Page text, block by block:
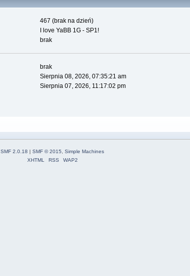
467 (brak na dzień)
I love YaBB 1G - SP1!
brak
brak
Sierpnia 08, 2026, 07:35:21 am
Sierpnia 07, 2026, 11:17:02 pm
SMF 2.0.18 | SMF © 2015, Simple Machines
XHTML
RSS WAP2